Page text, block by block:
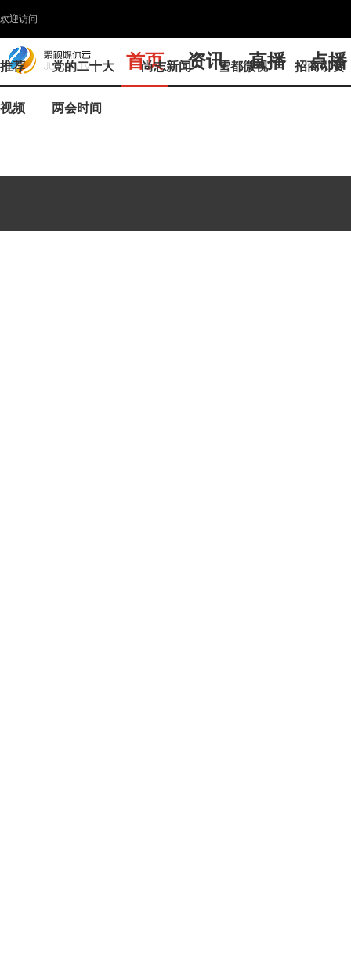
欢迎访问
首页 资讯
推荐 党的二十大 尚志新闻 雪都微视 招商引资
视频 两会时间
直播 点播